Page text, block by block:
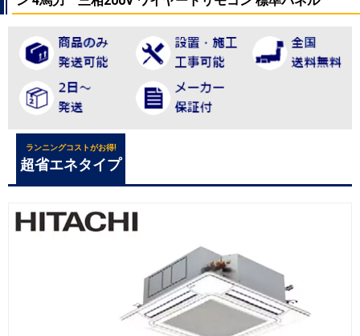
ランニングコストがお得!
超省エネタイプ